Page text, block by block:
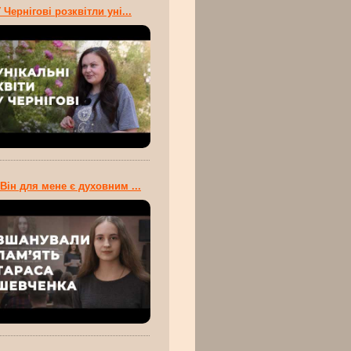
Чернігові розквітли уні...
для мене є духовним ...